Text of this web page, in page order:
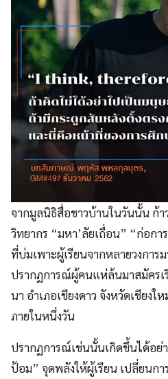
จากมูลนิธิสื่อชาวบ้านในวันนั้น ก้า
วิทยากร “มหา’ลัยเถื่อน” “ก่อก
ที่บ่มเพาะผู้เรียนจากหลายวงการ
ปรากฏการณ์ผู้คนแห่ล้นมาสมัครเ
นา อำเภอเชียงดาว จังหวัดเชียง
ภายในหนึ่งวัน
ปรากฏการณ์เช่นนั้นเกิดขึ้นได้อย่
ป้อม” จุดพลังให้ผู้เรียน เปลี่ยนกา